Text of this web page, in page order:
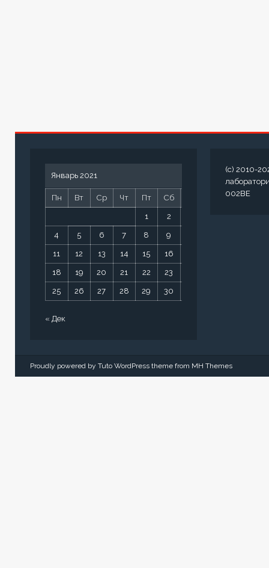
Январь 2021
Пн Вт Ср Чт Пт Сб
1 2
4 5 6 7 8 9
11 12 13 14 15 16
18 19 20 21 22 23
25 26 27 28 29 30
« Дек
(c) 2010-
002BE
Proudly powered by Tuto WordPress theme from MH Themes